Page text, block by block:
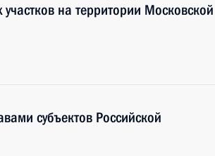
на территории Московской
субъектов Российской